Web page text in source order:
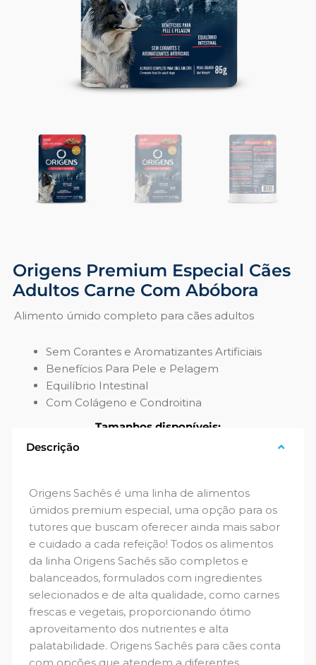
Origens Premium Especial Cães
Adultos Carne Com Abóbora
Alimento úmido completo para cães adultos
Sem Corantes e Aromatizantes Artificiais
Benefícios Para Pele e Pelagem
Equilíbrio Intestinal
Com Colágeno e Condroitina
Tamanhos disponíveis:
Descrição
Origens Sachês é uma linha de alimentos
úmidos premium especial, uma opção para os
tutores que buscam oferecer ainda mais sabor
e cuidado a cada refeição! Todos os alimentos
da linha Origens Sachês são completos e
balanceados, formulados com ingredientes
selecionados e de alta qualidade, como carnes
frescas e vegetais, proporcionando ótimo
aproveitamento dos nutrientes e alta
palatabilidade. Origens Sachês para cães conta